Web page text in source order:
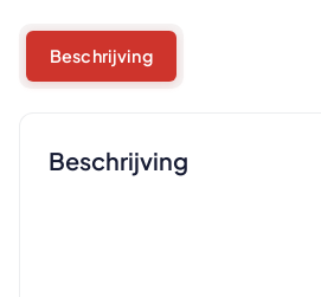
Beschrijving
Beschrijving